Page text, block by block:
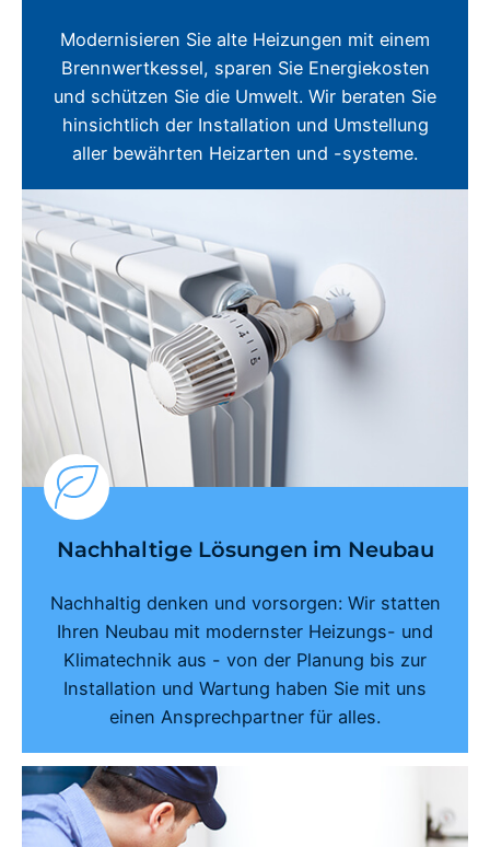
Modernisieren Sie alte Heizungen mit einem
Brennwertkessel, sparen Sie Energiekosten
und schützen Sie die Umwelt. Wir beraten Sie
hinsichtlich der Installation und Umstellung
aller bewährten Heizarten und -systeme.
Nachhaltige Lösungen im Neubau
Nachhaltig denken und vorsorgen: Wir statten
Ihren Neubau mit modernster Heizungs- und
Klimatechnik aus - von der Planung bis zur
Installation und Wartung haben Sie mit uns
einen Ansprechpartner für alles.